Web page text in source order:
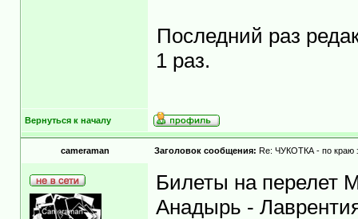
Последний раз
1 раз.
Вернуться к началу
cameraman Заголовок сообщения: Re: ЧУКОТКА - по краю
Билеты на перелет
Анадырь -